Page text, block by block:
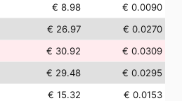
€ 8.98
€ 0.0090
€ 26.97
€ 0.0270
€ 30.92
€ 0.0309
€ 29.48
€ 0.0295
€ 15.32
€ 0.0153